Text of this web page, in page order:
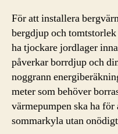
För att installera
bergdjup och
ha tjockare jordlager
påverkar borrdjup och
noggrann
meter som behöver
värmepumpen ska ha
sommarkyla utan